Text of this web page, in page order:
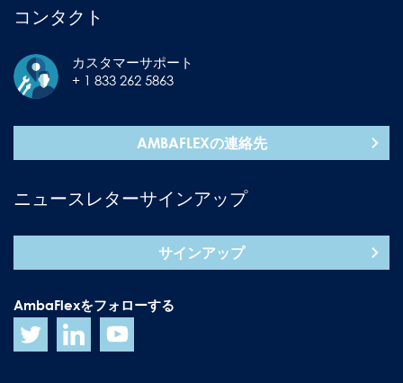
コンタクト
カスタマーサポート
+ 1 833 262 5863
AMBAFLEXの連絡先
ニュースレターサインアップ
サインアップ
AmbaFlexをフォローする